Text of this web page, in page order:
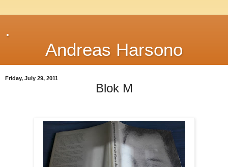
.
Andreas Harsono
Friday, July 29, 2011
Blok M